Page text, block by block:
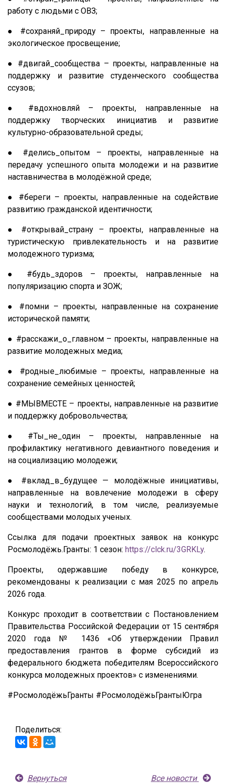
работу с людьми с ОВЗ;
● #сохраняй_природу – проекты, направленные на
экологическое просвещение;
● #двигай_сообщества – проекты, направленные на
поддержку и развитие студенческого сообщества
ссузов;
● #вдохновляй – проекты, направленные на
поддержку творческих инициатив и развитие
культурно-образовательной среды;
● #делись_опытом – проекты, направленные на
передачу успешного опыта молодежи и на развитие
наставничества в молодёжной среде;
● #береги – проекты, направленные на содействие
развитию гражданской идентичности;
● #открывай_страну – проекты, направленные на
туристическую привлекательность и на развитие
молодежного туризма;
● #будь_здоров – проекты, направленные на
популяризацию спорта и ЗОЖ;
● #помни – проекты, направленные на сохранение
исторической памяти;
● #расскажи_о_главном – проекты, направленные на
развитие молодежных медиа;
● #родные_любимые – проекты, направленные на
сохранение семейных ценностей;
● #МЫВМЕСТЕ – проекты, направленные на развитие
и поддержку добровольчества;
● #Ты_не_один – проекты, направленные на
профилактику негативного девиантного поведения и
на социализацию молодежи;
● #вклад_в_будущее — молодёжные инициативы,
направленные на вовлечение молодежи в сферу
науки и технологий, в том числе, реализуемые
сообществами молодых ученых.
Ссылка для подачи проектных заявок на конкурс
Росмолодёжь.Гранты: 1 сезон: https://clck.ru/3GRKLy.
Проекты, одержавшие победу в конкурсе,
рекомендованы к реализации с мая 2025 по апрель
2026 года.
Конкурс проходит в соответствии с Постановлением
Правительства Российской Федерации от 15 сентября
2020 года № 1436 «Об утверждении Правил
предоставления грантов в форме субсидий из
федерального бюджета победителям Всероссийского
конкурса молодежных проектов» с изменениями.
#РосмолодёжьГранты #РосмолодёжьГрантыЮгра
Поделиться:
Вернуться Все новости